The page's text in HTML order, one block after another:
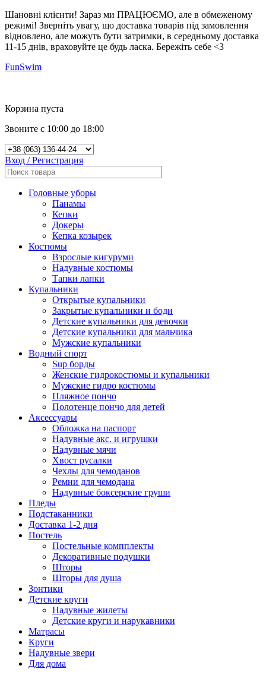
Шановні клієнти! Зараз ми ПРАЦЮЄМО, але в обмеженому
режимі! Зверніть увагу, що доставка товарів під замовлення
відновлено, але можуть бути затримки, в середньому доставка
11-15 днів, враховуйте це будь ласка. Бережіть себе <3
FunSwim
Корзина пуста
Звоните с 10:00 до 18:00
Вход / Регистрация
Головные уборы
Панамы
Кепки
Докеры
Кепка козырек
Костюмы
Взрослые кигуруми
Надувные костюмы
Тапки лапки
Купальники
Открытые купальники
Закрытые купальники и боди
Детские купальники для девочки
Детские купальники для мальчика
Мужские купальники
Водный спорт
Sup борды
Женские гидрокостюмы и купальники
Мужские гидро костюмы
Пляжное пончо
Полотенце пончо для детей
Аксессуары
Обложка на паспорт
Надувные акс. и игрушки
Надувные мячи
Хвост русалки
Чехлы для чемоданов
Ремни для чемодана
Надувные боксерские груши
Пледы
Подстаканники
Доставка 1-2 дня
Постель
Постельные компплекты
Декоративные подушки
Шторы
Шторы для душа
Зонтики
Детские круги
Надувные жилеты
Детские круги и нарукавники
Матрасы
Круги
Надувные звери
Для дома